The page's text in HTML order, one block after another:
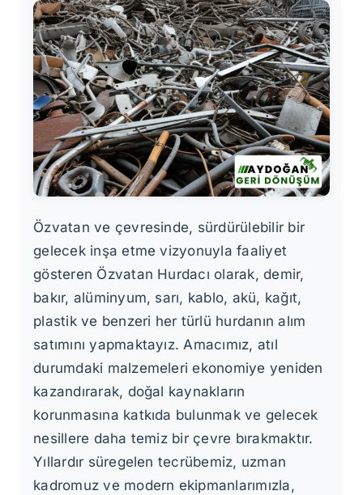
Özvatan ve çevresinde, sürdürülebilir bir
gelecek inşa etme vizyonuyla faaliyet
gösteren Özvatan Hurdacı olarak, demir,
bakır, alüminyum, sarı, kablo, akü, kağıt,
plastik ve benzeri her türlü hurdanın alım
satımını yapmaktayız. Amacımız, atıl
durumdaki malzemeleri ekonomiye yeniden
kazandırarak, doğal kaynakların
korunmasına katkıda bulunmak ve gelecek
nesillere daha temiz bir çevre bırakmaktır.
Yıllardır süregelen tecrübemiz, uzman
kadromuz ve modern ekipmanlarımızla,